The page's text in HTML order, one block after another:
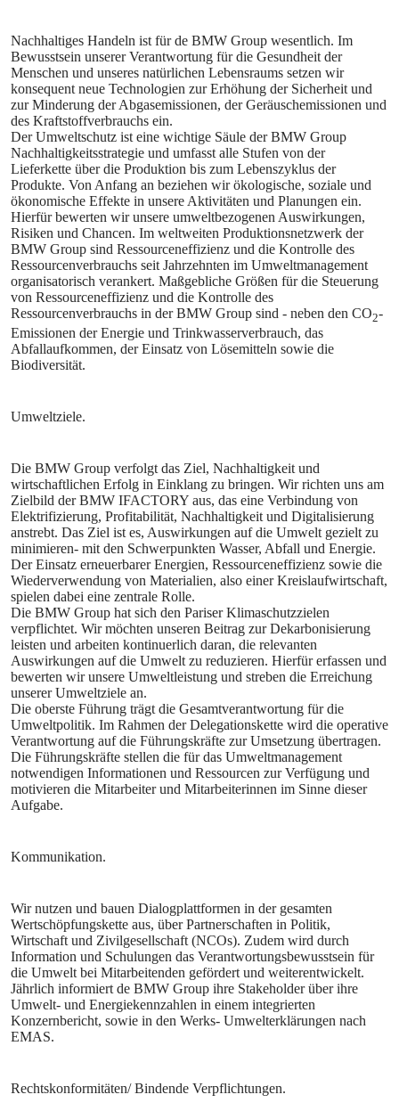
Nachhaltiges Handeln ist für de BMW Group wesentlich. Im
Bewusstsein unserer Verantwortung für die Gesundheit der
Menschen und unseres natürlichen Lebensraums setzen wir
konsequent neue Technologien zur Erhöhung der Sicherheit und
zur Minderung der Abgasemissionen, der Geräuschemissionen und
des Kraftstoffverbrauchs ein.
Der Umweltschutz ist eine wichtige Säule der BMW Group
Nachhaltigkeitsstrategie und umfasst alle Stufen von der
Lieferkette über die Produktion bis zum Lebenszyklus der
Produkte. Von Anfang an beziehen wir ökologische, soziale und
ökonomische Effekte in unsere Aktivitäten und Planungen ein.
Hierfür bewerten wir unsere umweltbezogenen Auswirkungen,
Risiken und Chancen. Im weltweiten Produktionsnetzwerk der
BMW Group sind Ressourceneffizienz und die Kontrolle des
Ressourcenverbrauchs seit Jahrzehnten im Umweltmanagement
organisatorisch verankert. Maßgebliche Größen für die Steuerung
von Ressourceneffizienz und die Kontrolle des
Ressourcenverbrauchs in der BMW Group sind - neben den CO2-
Emissionen der Energie und Trinkwasserverbrauch, das
Abfallaufkommen, der Einsatz von Lösemitteln sowie die
Biodiversität.
Die BMW Group verfolgt das Ziel, Nachhaltigkeit und
wirtschaftlichen Erfolg in Einklang zu bringen. Wir richten uns am
Zielbild der BMW IFACTORY aus, das eine Verbindung von
Elektrifizierung, Profitabilität, Nachhaltigkeit und Digitalisierung
anstrebt. Das Ziel ist es, Auswirkungen auf die Umwelt gezielt zu
minimieren- mit den Schwerpunkten Wasser, Abfall und Energie.
Der Einsatz erneuerbarer Energien, Ressourceneffizienz sowie die
Wiederverwendung von Materialien, also einer Kreislaufwirtschaft,
spielen dabei eine zentrale Rolle.
Die BMW Group hat sich den Pariser Klimaschutzzielen
verpflichtet. Wir möchten unseren Beitrag zur Dekarbonisierung
leisten und arbeiten kontinuerlich daran, die relevanten
Auswirkungen auf die Umwelt zu reduzieren. Hierfür erfassen und
bewerten wir unsere Umweltleistung und streben die Erreichung
unserer Umweltziele an.
Die oberste Führung trägt die Gesamtverantwortung für die
Umweltpolitik. Im Rahmen der Delegationskette wird die operative
Verantwortung auf die Führungskräfte zur Umsetzung übertragen.
Die Führungskräfte stellen die für das Umweltmanagement
notwendigen Informationen und Ressourcen zur Verfügung und
motivieren die Mitarbeiter und Mitarbeiterinnen im Sinne dieser
Aufgabe.
Wir nutzen und bauen Dialogplattformen in der gesamten
Wertschöpfungskette aus, über Partnerschaften in Politik,
Wirtschaft und Zivilgesellschaft (NCOs). Zudem wird durch
Information und Schulungen das Verantwortungsbewusstsein für
die Umwelt bei Mitarbeitenden gefördert und weiterentwickelt.
Jährlich informiert de BMW Group ihre Stakeholder über ihre
Umwelt- und Energiekennzahlen in einem integrierten
Konzernbericht, sowie in den Werks- Umwelterklärungen nach
EMAS.